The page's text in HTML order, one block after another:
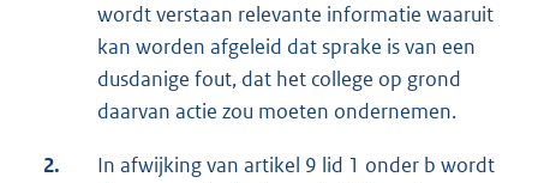
wordt verstaan relevante informatie waaruit
kan worden afgeleid dat sprake is van een
dusdanige fout, dat het college op grond
daarvan actie zou moeten ondernemen.
2.
In afwijking van artikel 9 lid 1 onder b wordt